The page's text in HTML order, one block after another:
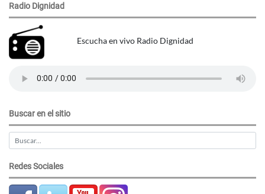
Radio Dignidad
Escucha en vivo Radio Dignidad
Buscar en el sitio
Redes Sociales